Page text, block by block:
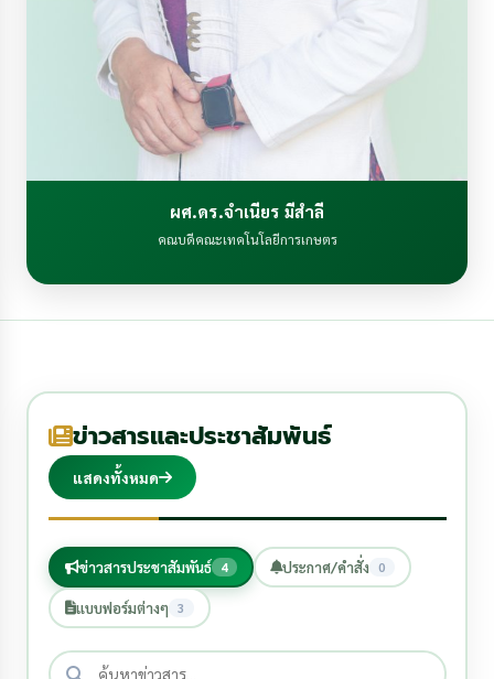
ผศ.ดร.จำเนียร มีสำลี
คณบดีคณะเทคโนโลยีการเกษตร
ข่าวสารและประชาสัมพันธ์
แสดงทั้งหมด
ข่าวสารประชาสัมพันธ์ 4 ประกาศ/คำสั่ง 0
แบบฟอร์มต่างๆ 3